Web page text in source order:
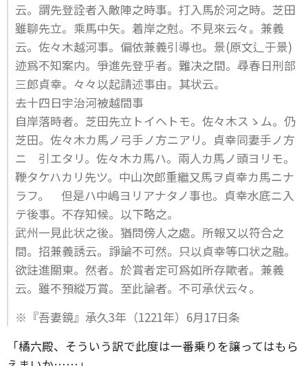
云。謂先登詮者入敵陣之時事。打入馬於河之時。芝田
雖聊先立。乘馬中矢。着岸之尅。不見來云々。兼義
云。佐々木越河事。偏依兼義引導也。景(原文辶于景)
迹爲不知案内。爭進先登乎者。難决之間。尋春日刑部
三郎貞幸。々々以起請述事由。其状云。
去十四日宇治河被越間事
自岸落時者。芝田先立トイヘトモ。佐々木スゝム。仍
芝田。佐々木カ馬ノ弓手ノ方ニアリ。貞幸同妻手ノ方
ニ 引エタリ。佐々木カ馬ハ。兩人カ馬ノ頭ヨリモ。
鞭タケハカリ先ツ。中山次郎重繼又馬ヲ貞幸カ馬ニナ
ラフ。 但是ハ中嶋ヨリアナタノ事也。貞幸水底ニ入
テ後事。不存知候。以下略之。
武州一見此状之後。猶問傍人之處。所報又以符合之
間。招兼義誘云。諍論不可然。只以貞幸等口状之融。
欲註進關東。然者。於賞者定可爲如所存歟者。兼義
云。雖不預縱万賞。至此論者。不可承伏云々。
※『吾妻鏡』承久3年（1221年）6月17日条
「橘六殿、そういう訳で此度は一番乗りを譲ってはもら